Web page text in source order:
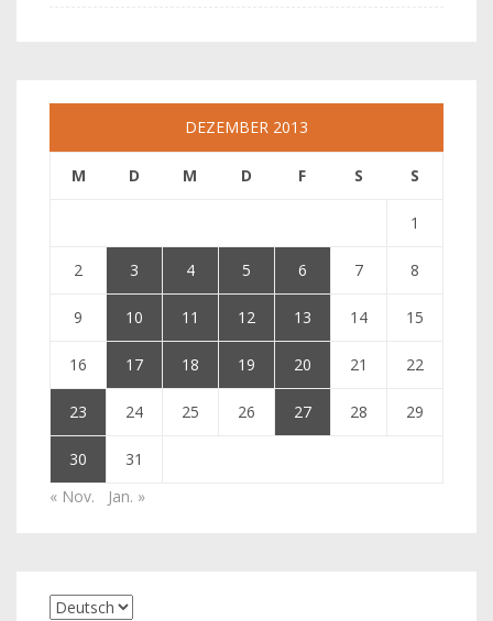
DEZEMBER 2013
M D M D F S S
1
2 3 4 5 6 7 8
9 10 11 12 13 14 15
16 17 18 19 20 21 22
23 24 25 26 27 28 29
30
31
« Nov.
Jan. »